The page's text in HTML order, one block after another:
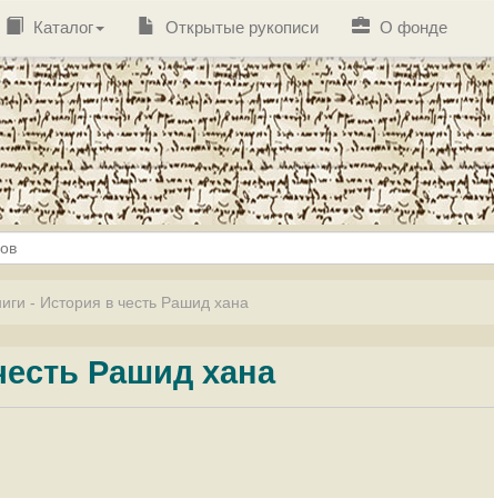
Каталог Открытые рукописи О фонде
- История в честь Рашид хана
Рашид хана